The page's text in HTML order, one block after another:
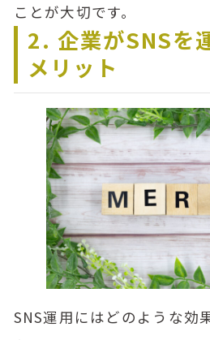
ことが大切です。
2. 企業がSNSを
メリット
SNS運用にはどのような効